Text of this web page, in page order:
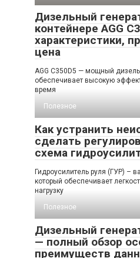
Дизельный
контейнере AGG
характеристики,
цена
AGG C350D5 — мощный
обеспечивает высокую
время
Полезное
Как устранить
сделать
схема
Гидроусилитель руля (ГУР) –
который обеспечивает
нагрузку
Полезное
Дизельный
— полный обзор
преимуществ